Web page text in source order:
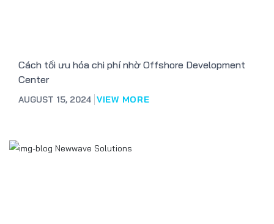
Cách tối ưu hóa chi phí nhờ Offshore Development
Center
AUGUST 15, 2024 VIEW MORE